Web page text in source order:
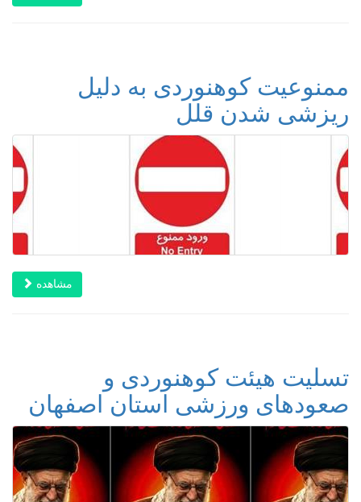
ممنوعیت کوهنوردی به دلیل
ریزشی شدن قلل
مشاهده
تسلیت هیئت کوهنوردی و
صعودهای ورزشی استان اصفهان